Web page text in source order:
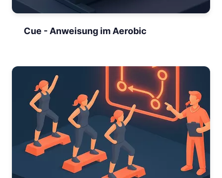
Cue - Anweisung im Aerobic